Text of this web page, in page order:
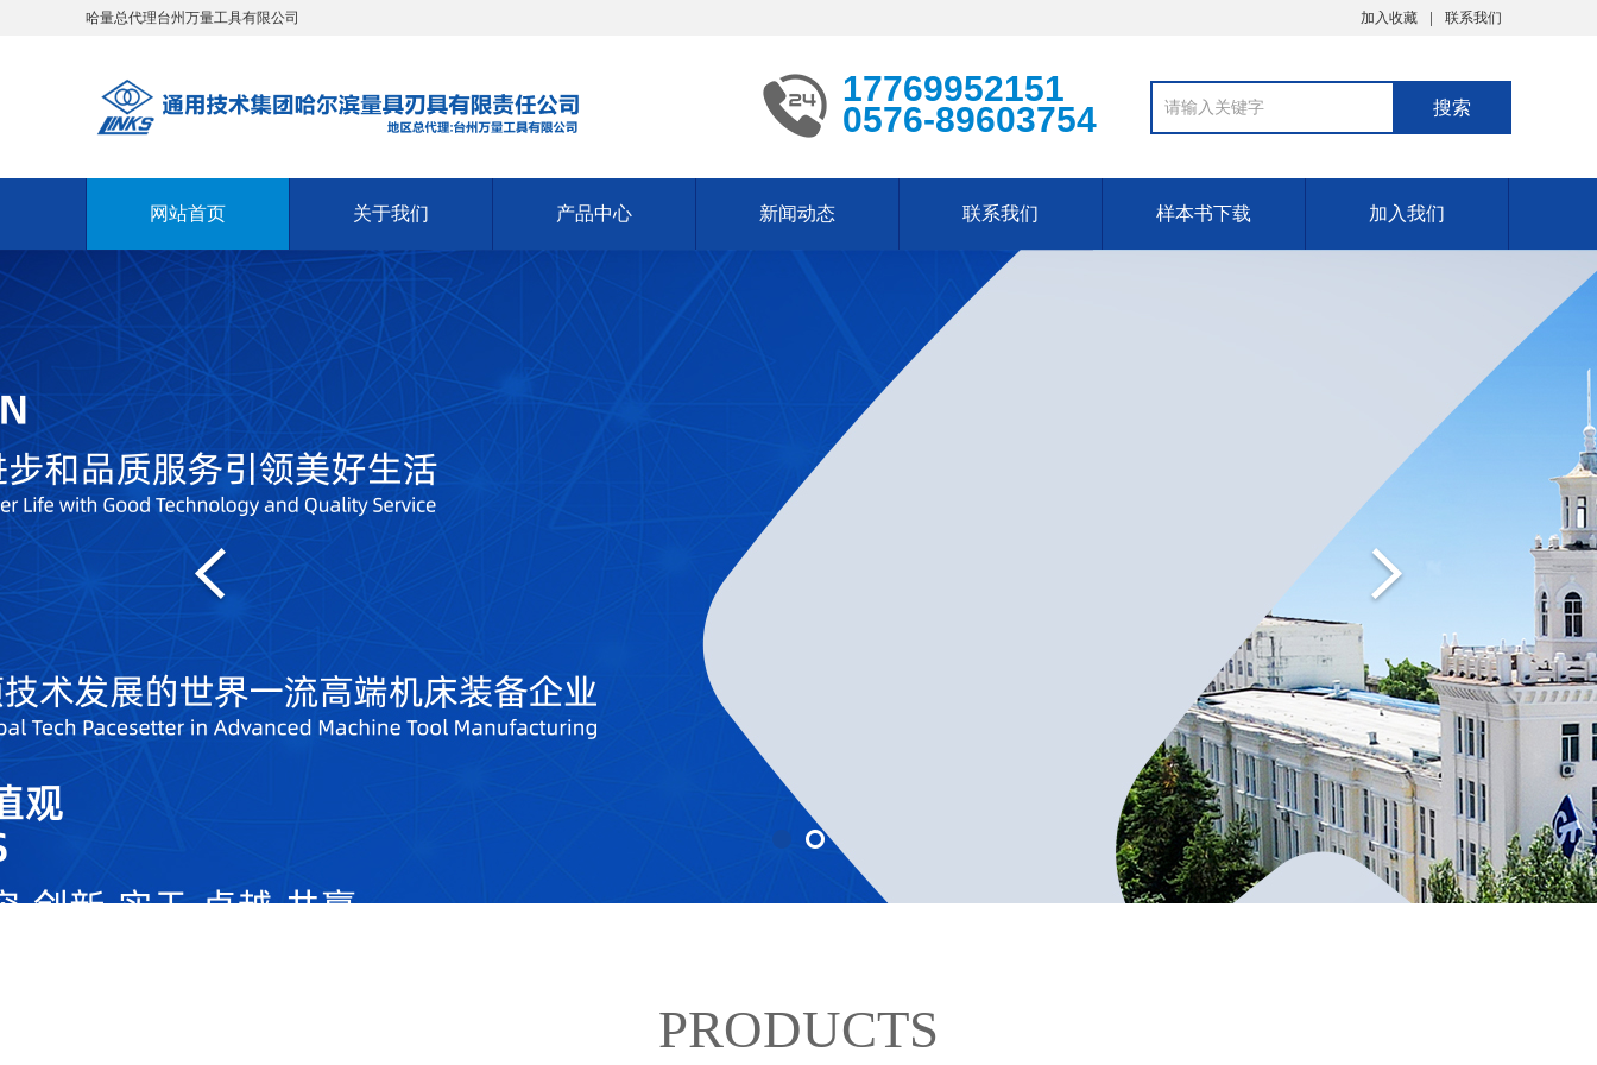
哈量总代理台州万量工具有限公司 加入收藏 联系我们
17769952151
0576-89603754
网站首页 关于我们 产品中心 新闻动态 联系我们 样本书下载 加入我们
PRODUCTS